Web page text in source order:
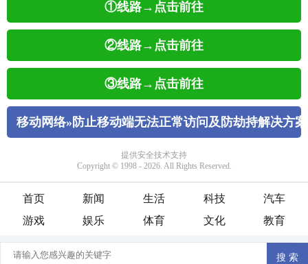
首页 新闻 生活 科技
汽车
游戏
娱乐 体育 文化 教育